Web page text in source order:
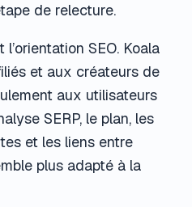
de relecture.
SEO. Koala
et aux créateurs de
aux utilisateurs
SERP, le plan, les
et les liens entre
plus adapté à la